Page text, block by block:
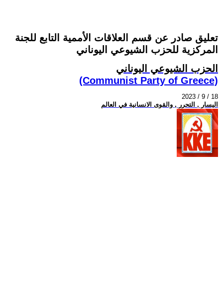
تعليق صادر عن قسم العلاقات الأممية التابع للجنة
المركزية للحزب الشيوعي اليوناني
الحزب الشيوعي اليوناني
(Communist Party of Greece)
2023 / 9 / 18
اليسار , التحرر , والقوى الانسانية في العالم